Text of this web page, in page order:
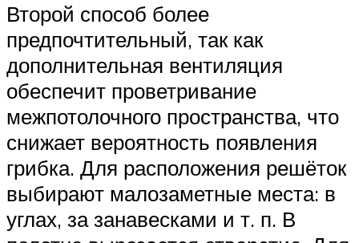
Второй способ более
предпочтительный, так как
дополнительная вентиляция
обеспечит проветривание
межпотолочного пространства, что
снижает вероятность появления
грибка. Для расположения решёток
выбирают малозаметные места: в
углах, за занавесками и т. п. В